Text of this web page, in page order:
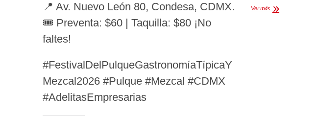
📍 Av. Nuevo León 80, Condesa, CDMX.
🎟️ Preventa: $60 | Taquilla: $80 ¡No
faltes!
#FestivalDelPulqueGastronomíaTípicaY
Mezcal2026 #Pulque #Mezcal #CDMX
#AdelitasEmpresarias
Ver másTlaxcala